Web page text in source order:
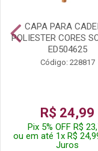
CAPA PARA
POLIESTER CORES
ED504625
Código: 228817
R$ 24,99
Pix 5% OFF R$
ou em até 1x R$
Juros